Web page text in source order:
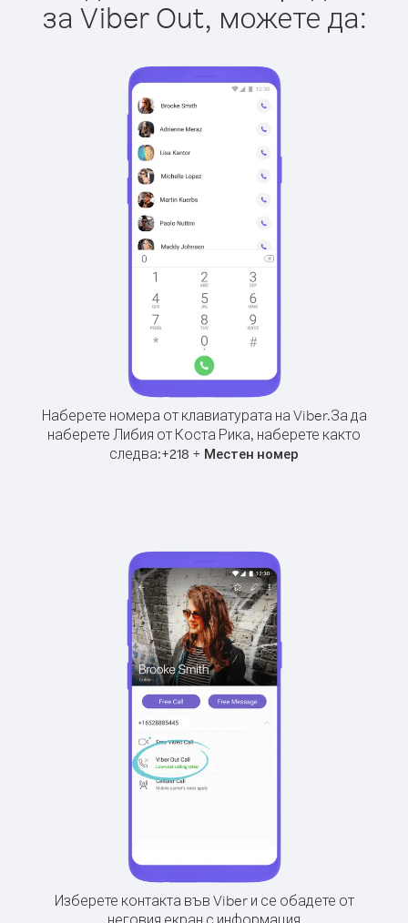
за Viber Out, можете да:
Наберете номера от клавиатурата на Viber.За да
наберете Либия от Коста Рика, наберете както
следва:+218 + Местен номер
Изберете контакта във Viber и се обадете от
неговия екран с информация